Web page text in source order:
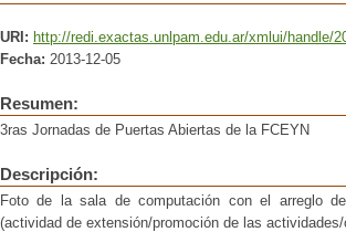
URI: http://redi.exactas.unlpam.edu.ar/xmlui/handle/
Fecha: 2013-12-05
Resumen:
3ras Jornadas de Puertas Abiertas de la FCEYN
Descripción:
Foto de la sala de computación con el arreglo
(actividad de extensión/promoción de las